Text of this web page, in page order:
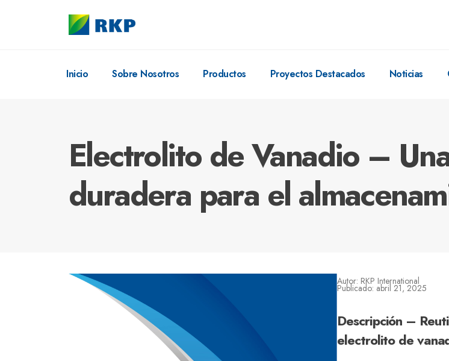
Inicio Sobre Nosotros Productos Proyectos Destacados Noticias
Electrolito de Vanadio –
duradera para el
Autor: RKP International
Publicado: abril 21, 2025
Descripción –
electrolito de